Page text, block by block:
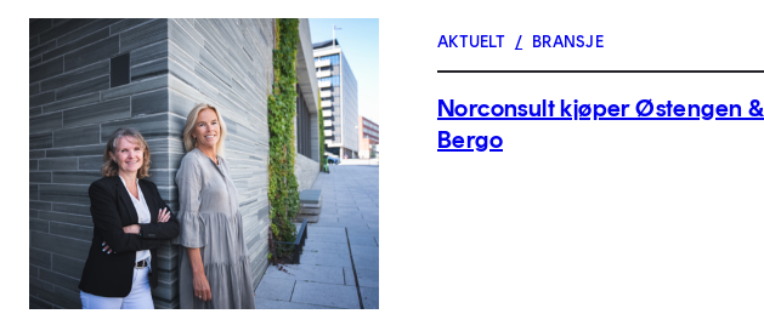
AKTUELT / BRANSJE
Norconsult kjøper Østengen &
Bergo